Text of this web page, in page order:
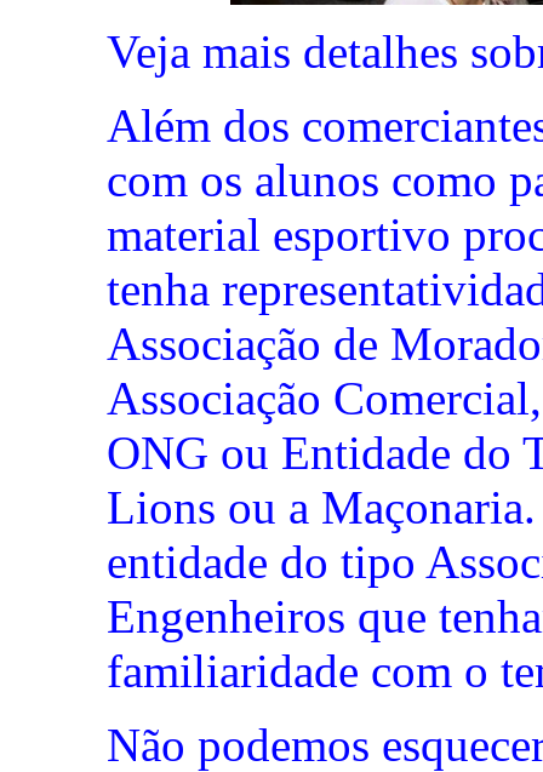
Veja mais detalhes
Além dos
com os alunos como
material esportivo
tenha
Associação de
Associação
ONG ou Entidade do
Lions ou a
entidade do tipo
Engenheiros que
familiaridade com o
Não podemos